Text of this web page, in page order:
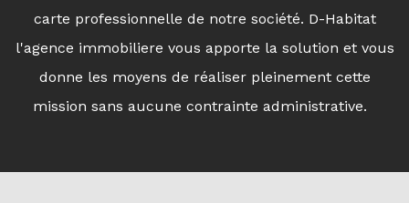
carte professionnelle de notre société. D-Habitat
l'agence immobiliere vous apporte la solution et vous
donne les moyens de réaliser pleinement cette
mission sans aucune contrainte administrative.